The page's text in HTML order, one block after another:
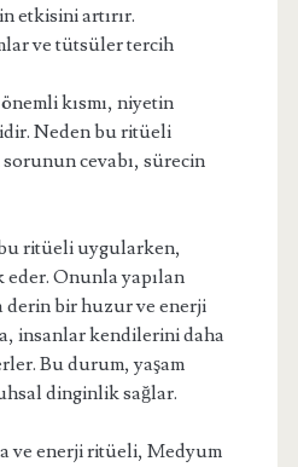
etkisini artırır.
ve tütsüler tercih
kısmı, niyetin
Neden bu ritüeli
cevabı, sürecin
ritüeli uygularken,
eder. Onunla yapılan
derin bir huzur ve enerji
insanlar kendilerini daha
Bu durum, yaşam
dinginlik sağlar.
ve enerji ritüeli, Medyum